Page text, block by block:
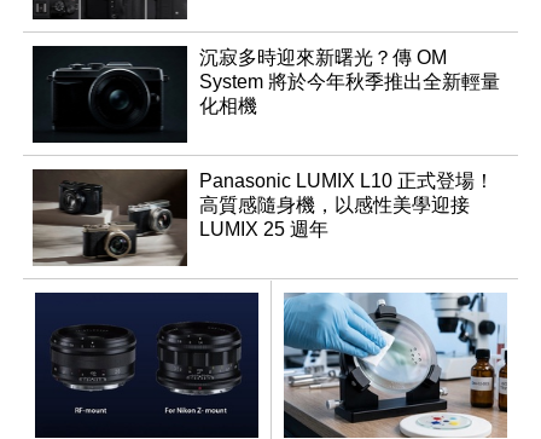
沉寂多時迎來新曙光？傳 OM
System 將於今年秋季推出全新輕量
化相機
Panasonic LUMIX L10 正式登場！
高質感隨身機，以感性美學迎接
LUMIX 25 週年